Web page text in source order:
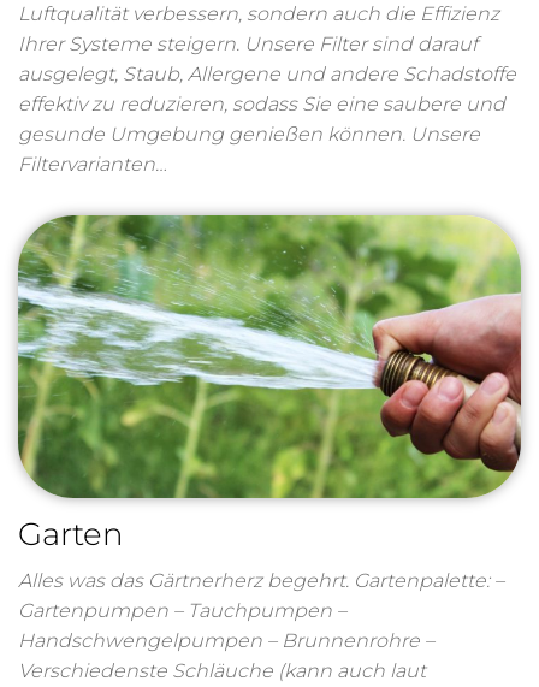
Luftqualität verbessern, sondern auch die Effizienz
Ihrer Systeme steigern. Unsere Filter sind darauf
ausgelegt, Staub, Allergene und andere Schadstoffe
effektiv zu reduzieren, sodass Sie eine saubere und
gesunde Umgebung genießen können. Unsere
Filtervarianten…
Garten
Alles was das Gärtnerherz begehrt. Gartenpalette: –
Gartenpumpen – Tauchpumpen –
Handschwengelpumpen – Brunnenrohre –
Verschiedenste Schläuche (kann auch laut